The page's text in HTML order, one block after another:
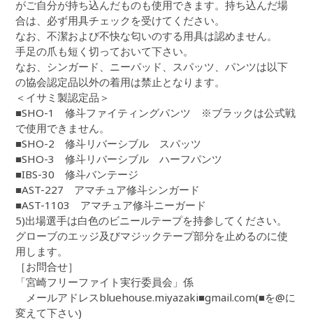
がご自分が持ち込んだものも使用できます。持ち込んだ場
合は、必ず用具チェックを受けてください。
なお、不潔および不快な匂いのする用具は認めません。
手足の爪も短く切っておいて下さい。
なお、シンガード、ニーパッド、スパッツ、パンツは以下
の協会認定品以外の着用は禁止となります。
＜イサミ製認定品＞
■SHO-1 修斗ファイティングパンツ ※ブラックは公式戦
で使用できません。
■SHO-2 修斗リバーシブル スパッツ
■SHO-3 修斗リバーシブル ハーフパンツ
■IBS-30 修斗バンテージ
■AST-227 アマチュア修斗シンガード
■AST-1103 アマチュア修斗ニーガード
5)出場選手は白色のビニールテープを持参してください。
グローブのエッジ及びマジックテープ部分を止めるのに使
用します。
［お問合せ］
「宮崎フリーファイト実行委員会」係
メールアドレスbluehouse.miyazaki■gmail.com(■を@に
変えて下さい)